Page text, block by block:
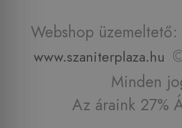
Webshop
www.szaniterplaza.hu
Minden
Az áraink 27%